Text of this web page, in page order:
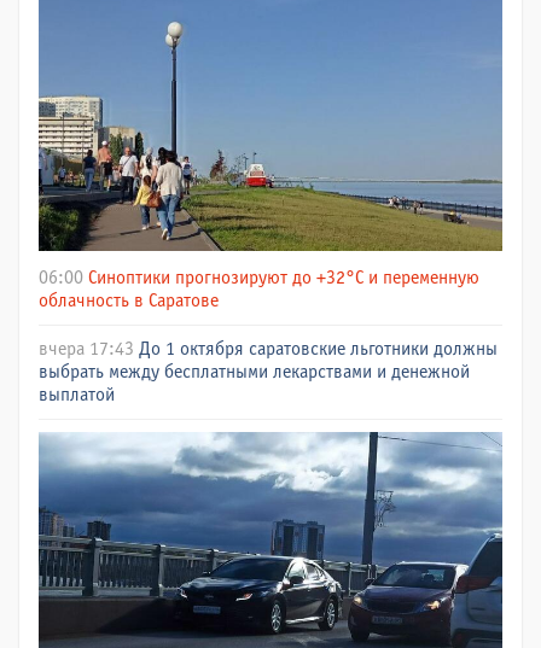
06:00 Синоптики прогнозируют до +32°C и переменную
облачность в Саратове
вчера 17:43 До 1 октября саратовские льготники должны
выбрать между бесплатными лекарствами и денежной
выплатой